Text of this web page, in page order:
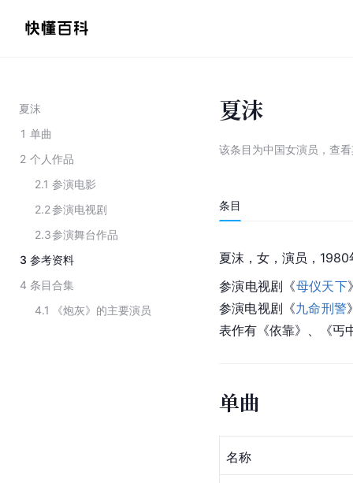
夏沫
1 单曲
2 个人作品
2.1 参演电影
2.2参演电视剧
2.3参演舞台作品
3 参考资料
4 条目合集
4.1
《炮灰》的主要演员
夏沫
该条目为中国女演员 ， 查看
条目
夏沫，女，演员，1980
参演电视剧《母仪天下
参演电视剧《九命刑警
表作有《依靠》、《丐
单曲
名称